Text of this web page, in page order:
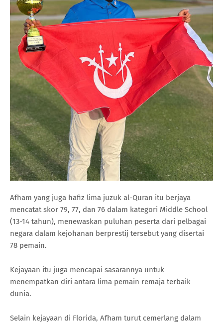
Afham yang juga hafiz lima juzuk al-Quran itu berjaya
mencatat skor 79, 77, dan 76 dalam kategori Middle School
(13-14 tahun), menewaskan puluhan peserta dari pelbagai
negara dalam kejohanan berprestij tersebut yang disertai
78 pemain.
Kejayaan itu juga mencapai sasarannya untuk
menempatkan diri antara lima pemain remaja terbaik
dunia.
Selain kejayaan di Florida, Afham turut cemerlang dalam